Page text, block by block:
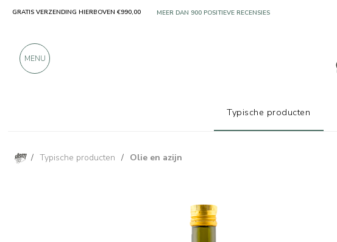
/ Typische producten / Olie en azijn
GRATIS VERZENDING HIERBOVEN €990,00 ALLEEN PRODUCTEN VAN UITSTEKENDE FABRIKANTEN
MENU
Typische producten